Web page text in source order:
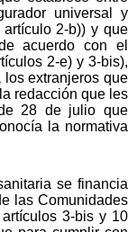
universal y
2-b)) y que
acuerdo con el
2-e) y 3-bis),
extranjeros que
redacción que les
28 de julio que
la normativa
se financia
las Comunidades
3-bis y 10